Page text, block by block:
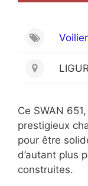
Ce SWAN
prestigieux
pour être
d’autant plus
construites.